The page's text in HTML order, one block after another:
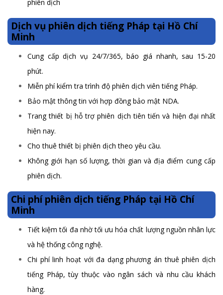
phiên dịch
Dịch vụ phiên dịch tiếng Pháp tại Hồ Chí
Minh
Cung cấp dịch vụ 24/7/365, báo giá nhanh, sau 15-20
phút.
Miễn phí kiểm tra trình độ phiên dịch viên tiếng Pháp.
Bảo mật thông tin với hợp đồng bảo mật NDA.
Trang thiết bị hỗ trợ phiên dịch tiên tiến và hiện đại nhất
hiện nay.
Cho thuê thiết bị phiên dịch theo yêu cầu.
Không giới hạn số lượng, thời gian và địa điểm cung cấp
phiên dịch.
Chi phí phiên dịch tiếng Pháp tại Hồ Chí
Minh
Tiết kiệm tối đa nhờ tối ưu hóa chất lượng nguồn nhân lực
và hệ thống công nghệ.
Chi phí linh hoạt với đa dạng phương án thuê phiên dịch
tiếng Pháp, tùy thuộc vào ngân sách và nhu cầu khách
hàng.